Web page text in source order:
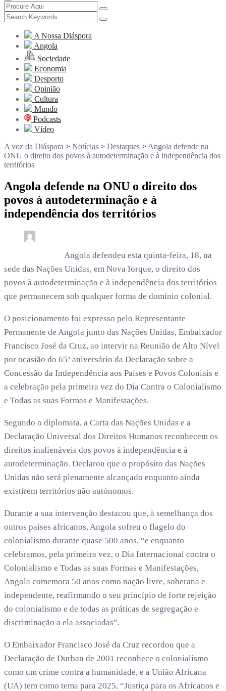
A Nossa Diáspora
Angola
Sociedade
Economia
Desporto
Opinião
Cultura
Mundo
Podcasts
Vídeo
A voz da Diáspora > Notícias > Destaques > Angola defende na
ONU o direito dos povos à autodeterminação e à independência dos
territórios
Angola defende na ONU o direito dos
povos à autodeterminação e à
independência dos territórios
Angola defendeu esta quinta-feira, 18, na
sede das Nações Unidas, em Nova Iorque, o direito dos
povos à autodeterminação e à independência dos territórios
que permanecem sob qualquer forma de domínio colonial.
O posicionamento foi expresso pelo Representante
Permanente de Angola junto das Nações Unidas, Embaixador
Francisco José da Cruz, ao intervir na Reunião de Alto Nível
por ocasião do 65º aniversário da Declaração sobre a
Concessão da Independência aos Países e Povos Coloniais e
a celebração pela primeira vez do Dia Contra o Colonialismo
e Todas as suas Formas e Manifestações.
Segundo o diplomata, a Carta das Nações Unidas e a
Declaração Universal dos Direitos Humanos reconhecem os
direitos inalienáveis dos povos à independência e à
autodeterminação. Declarou que o propósito das Nações
Unidas não será plenamente alcançado enquanto ainda
existirem territórios não autónomos.
Durante a sua intervenção destacou que, à semelhança dos
outros países africanos, Angola sofreu o flagelo do
colonialismo durante quase 500 anos, “e enquanto
celebramos, pela primeira vez, o Dia Internacional contra o
Colonialismo e Todas as suas Formas e Manifestações,
Angola comemora 50 anos como nação livre, soberana e
independente, reafirmando o seu princípio de forte rejeição
do colonialismo e de todas as práticas de segregação e
discriminação a ela associadas”.
O Embaixador Francisco José da Cruz recordou que a
Declaração de Durban de 2001 reconhece o colonialismo
como um crime contra a humanidade, e a União Africana
(UA) tem como tema para 2025, “Justiça para os Africanos e